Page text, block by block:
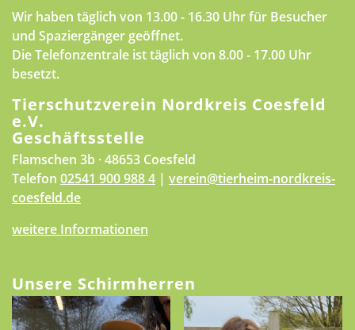
Wir haben täglich von 13.00 - 16.30 Uhr für Besucher
und Spaziergänger geöffnet.
Die Telefonzentrale ist täglich von 8.00 - 17.00 Uhr
besetzt.
Tierschutzverein Nordkreis Coesfeld
e.V.
Geschäftsstelle
Flamschen 3b · 48653 Coesfeld
Telefon 02541 900 988 4 | verein@tierheim-nordkreis-
coesfeld.de
weitere Informationen
Unsere Schirmherren